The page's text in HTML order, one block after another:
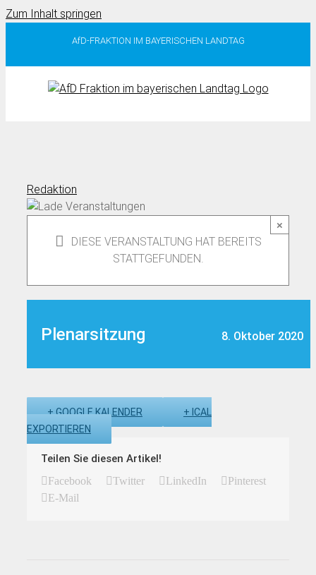
Zum Inhalt springen
AfD-FRAKTION IM BAYERISCHEN LANDTAG
Redaktion
×
DIESE VERANSTALTUNG HAT BEREITS
STATTGEFUNDEN.
Plenarsitzung 8. Oktober 2020
+ GOOGLE KALENDER
+ ICAL
EXPORTIEREN
Teilen Sie diesen Artikel!
Facebook Twitter LinkedIn
Pinterest
E-Mail